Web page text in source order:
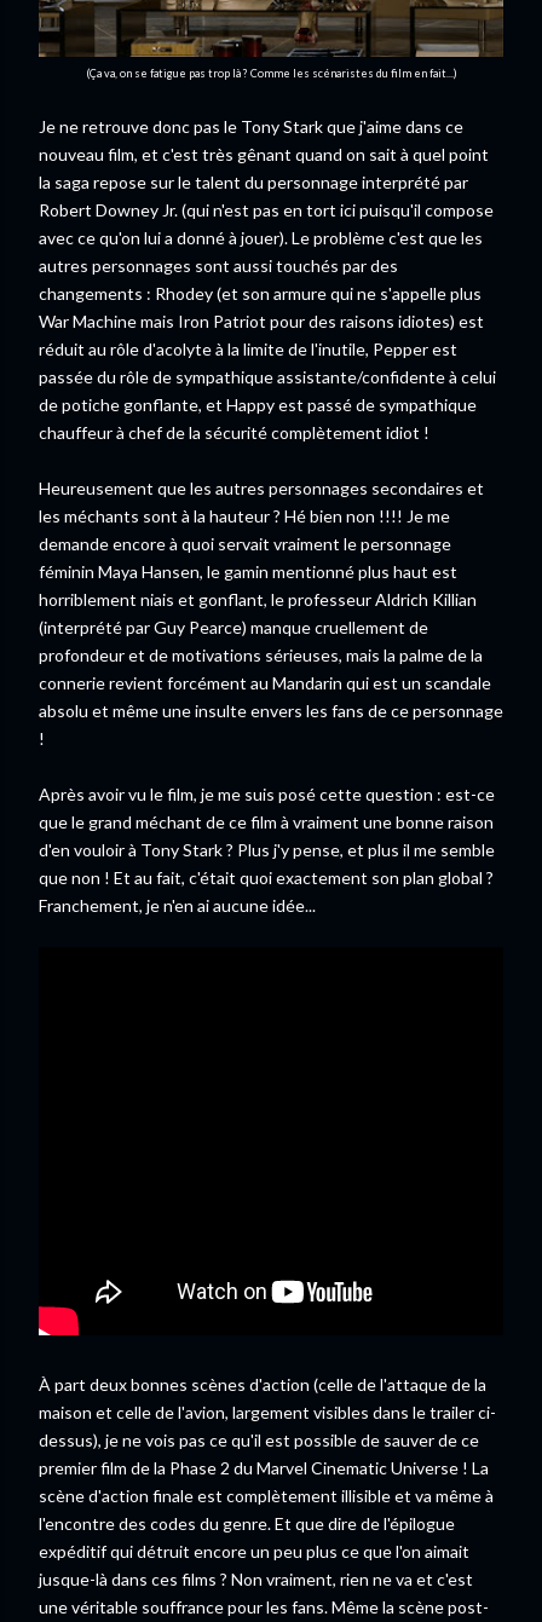
(Ça va, on se fatigue pas trop là ? Comme les scénaristes du film en fait...)
Je ne retrouve donc pas le Tony Stark que j'aime dans ce
nouveau film, et c'est très gênant quand on sait à quel point
la saga repose sur le talent du personnage interprété par
Robert Downey Jr. (qui n'est pas en tort ici puisqu'il compose
avec ce qu'on lui a donné à jouer). Le problème c'est que les
autres personnages sont aussi touchés par des
changements : Rhodey (et son armure qui ne s'appelle plus
War Machine mais Iron Patriot pour des raisons idiotes) est
réduit au rôle d'acolyte à la limite de l'inutile, Pepper est
passée du rôle de sympathique assistante/confidente à celui
de potiche gonflante, et Happy est passé de sympathique
chauffeur à chef de la sécurité complètement idiot !
Heureusement que les autres personnages secondaires et
les méchants sont à la hauteur ? Hé bien non !!!! Je me
demande encore à quoi servait vraiment le personnage
féminin Maya Hansen, le gamin mentionné plus haut est
horriblement niais et gonflant, le professeur Aldrich Killian
(interprété par Guy Pearce) manque cruellement de
profondeur et de motivations sérieuses, mais la palme de la
connerie revient forcément au Mandarin qui est un scandale
absolu et même une insulte envers les fans de ce personnage
!
Après avoir vu le film, je me suis posé cette question : est-ce
que le grand méchant de ce film à vraiment une bonne raison
d'en vouloir à Tony Stark ? Plus j'y pense, et plus il me semble
que non ! Et au fait, c'était quoi exactement son plan global ?
Franchement, je n'en ai aucune idée...
À part deux bonnes scènes d'action (celle de l'attaque de la
maison et celle de l'avion, largement visibles dans le trailer ci-
dessus), je ne vois pas ce qu'il est possible de sauver de ce
premier film de la Phase 2 du Marvel Cinematic Universe ! La
scène d'action finale est complètement illisible et va même à
l'encontre des codes du genre. Et que dire de l'épilogue
expéditif qui détruit encore un peu plus ce que l'on aimait
jusque-là dans ces films ? Non vraiment, rien ne va et c'est
une véritable souffrance pour les fans. Même la scène post-